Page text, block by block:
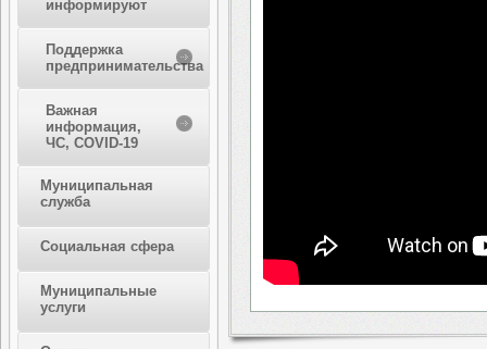
информируют
Поддержка
предпринимательства
Важная
информация,
ЧС, COVID-19
Муниципальная
служба
Социальная сфера
Муниципальные
услуги